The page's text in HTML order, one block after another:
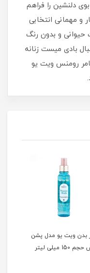
دلنشین را فراهم
و مهمانی انتخابی
و بدون رنگ
بادی میست زنانه
رومنس ویت یو
بدن ویت یو مدل پشن
150 میلی لیتر